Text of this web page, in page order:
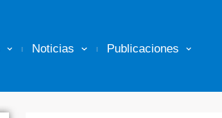
Noticias Publicaciones